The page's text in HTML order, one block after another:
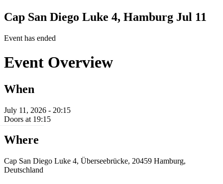
Cap San Diego Luke 4, Hamburg Jul 11
Event has ended
Event Overview
When
July 11, 2026 - 20:15
Doors at 19:15
Where
Cap San Diego Luke 4, Überseebrücke, 20459 Hamburg,
Deutschland